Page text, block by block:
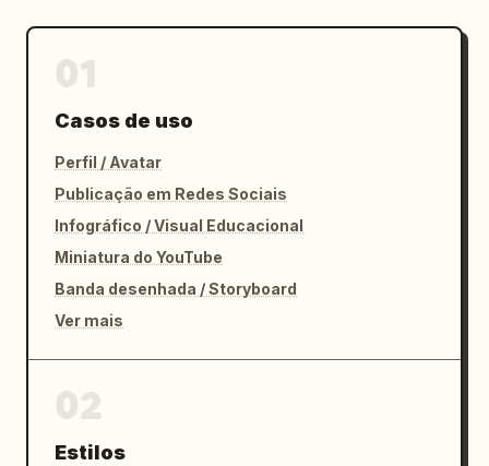
Casos de uso
Perfil / Avatar
Publicação em Redes Sociais
Infográfico / Visual Educacional
Miniatura do YouTube
Banda desenhada / Storyboard
Ver mais
Estilos